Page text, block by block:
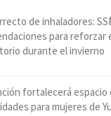
de inhaladores:
para reforzar
durante el invierno
fortalecerá
para mujeres de